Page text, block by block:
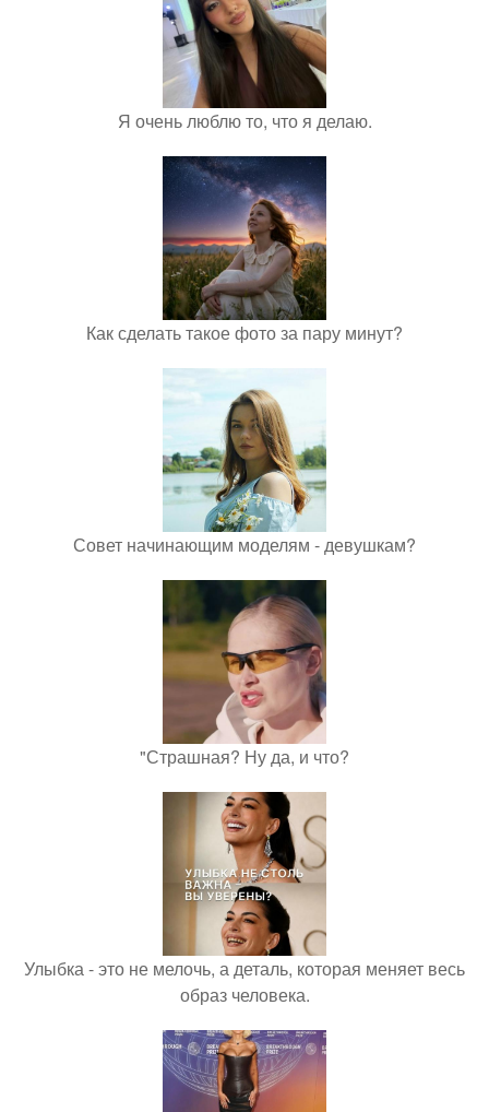
Я очень люблю то, что я делаю.
Как сделать такое фото за пару минут?
Совет начинающим моделям - девушкам?
"Страшная? Ну да, и что?
Улыбка - это не мелочь, а деталь, которая меняет весь
образ человека.